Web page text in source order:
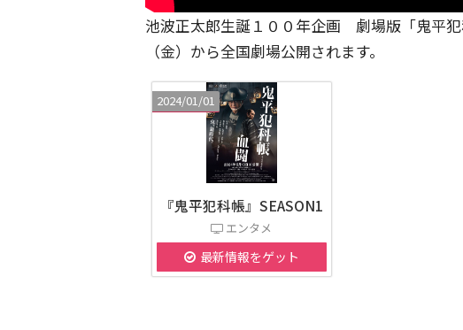
池波正太郎生誕１００年企画 劇場版「鬼平
（金）から全国劇場公開されます。
2024/01/01
『鬼平犯科帳』SEASON1
エンタメ
最新情報をゲット